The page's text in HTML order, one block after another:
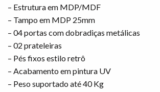
– Estrutura em MDP/MDF
– Tampo em MDP 25mm
– 04 portas com dobradiças metálicas
– 02 prateleiras
– Pés fixos estilo retrô
– Acabamento em pintura UV
– Peso suportado até 40 Kg